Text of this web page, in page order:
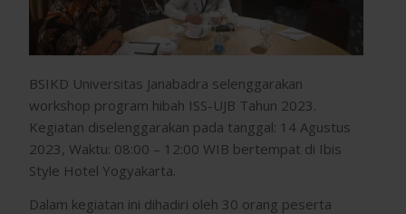
BSIKD Universitas Janabadra selenggarakan
workshop program hibah ISS-UJB Tahun 2023.
Kegiatan diselenggarakan pada tanggal: 14 Agustus
2023, Waktu: 08:00 – 12:00 WIB bertempat di Ibis
Style Hotel Yogyakarta.
Dalam kegiatan ini dihadiri oleh 30 orang peserta